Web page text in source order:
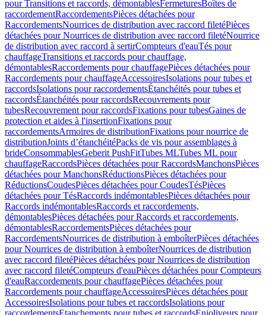
pour Transitions et raccords, démontablesFermeturesBoîtes de
raccordementRaccordementsPièces détachées pour
RaccordementsNourrices de distribution avec raccord filetéPièces
détachées pour Nourrices de distribution avec raccord filetéNourrice
de distribution avec raccord à sertirCompteurs d'eauTés pour
chauffageTransitions et raccords pour chauffage,
démontablesRaccordements pour chauffagePièces détachées pour
Raccordements pour chauffageAccessoiresIsolations pour tubes et
raccordsIsolations pour raccordementsÉtanchéités pour tubes et
raccordsÉtanchéités pour raccordsRecouvrements pour
tubesRecouvrement pour raccordsFixations pour tubesGaines de
protection et aides à l'insertionFixations pour
raccordementsArmoires de distributionFixations pour nourrice de
distributionJoints d’étanchéitéPacks de vis pour assemblages à
brideConsommablesGeberit PushFitTubes MLTubes ML pour
chauffageRaccordsPièces détachées pour RaccordsManchonsPièces
détachées pour ManchonsRéductionsPièces détachées pour
RéductionsCoudesPièces détachées pour CoudesTésPièces
détachées pour TésRaccords indémontablesPièces détachées pour
Raccords indémontablesRaccords et raccordements,
démontablesPièces détachées pour Raccords et raccordements,
démontablesRaccordementsPièces détachées pour
RaccordementsNourrices de distribution à emboîterPièces détachées
pour Nourrices de distribution à emboîterNourrices de distribution
avec raccord filetéPièces détachées pour Nourrices de distribution
avec raccord filetéCompteurs d'eauPièces détachées pour Compteurs
d'eauRaccordements pour chauffagePièces détachées pour
Raccordements pour chauffageAccessoiresPièces détachées pour
AccessoiresIsolations pour tubes et raccordsIsolations pour
raccordementsEtanchements pour tubes et raccordsEnjoliveurs pour